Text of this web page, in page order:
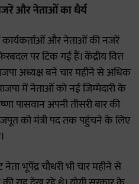
और नेताओं का धैर्य
कार्यकर्ताओं और नेताओं की नजरें
पर टिक गई हैं। केंद्रीय वित्त
अध्यक्ष बने चार महीने से अधिक
में नेताओं को नई जिम्मेदारी के
पासवान अपनी तीसरी बार की
को मंत्री पद तक पहुंचने के लिए
भूपेंद्र चौधरी भी चार महीने से